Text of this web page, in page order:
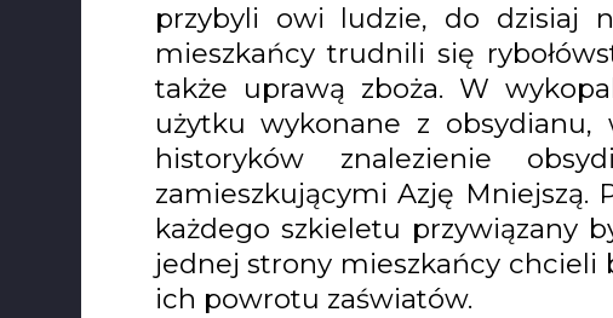
przybyli owi ludzie, do dzisiaj
mieszkańcy trudnili się
także uprawą zboża. W
użytku wykonane z obsydianu,
historyków znalezienie
zamieszkującymi Azję Mniejszą.
każdego szkieletu przywiązany
jednej strony mieszkańcy chcieli
ich powrotu zaświatów.